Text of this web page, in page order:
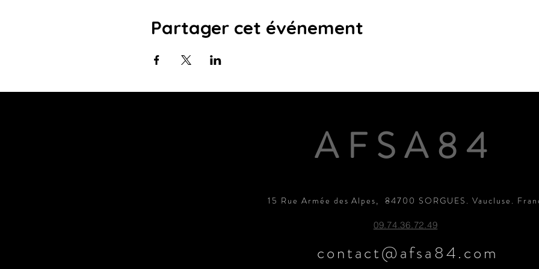
Partager cet événement
AFSA84
15 Rue Armée des Alpes, 84700 SORGUES. Vaucluse.
09.74.36.72.49
contact@afsa84.com